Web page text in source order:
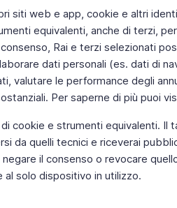
siti web e app, cookie e altri
equivalenti, anche di terzi,
Rai e terzi selezionati
dati personali (es. dati di
valutare le performance degli
Per saperne di più puoi
cookie e strumenti equivalenti. Il
da quelli tecnici e riceverai
il consenso o revocare
solo dispositivo in utilizzo.